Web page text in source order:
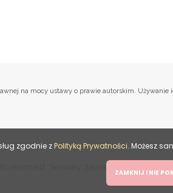
na mocy ustawy o prawie autorskim.
zgodnie zPolityką Prywatności. Możesz
ZAMKNIJ I NIE